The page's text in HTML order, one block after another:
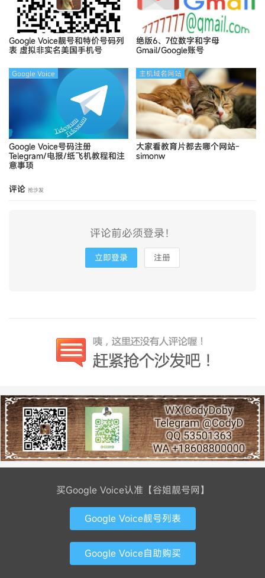
Google Voice靓号和特价号码列
表 虚拟非实名美国手机号
绝版6、7位数字和字母
Gmail/Google账号
Google Voice号码注册
Telegram/电报/纸飞机教程和注
意事项
Google Voice
大家看教育片都去哪个网站-
simonw
主机域名网站
评论 抢沙发
评论前必须登录！
立即登录 注册
买Google Voice认准【谷姐靓号网】
Google Voice靓号列表
Google Voice自助购买